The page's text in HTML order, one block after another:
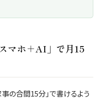
マホ＋AI」で月15
の合間15分」で書けるよう